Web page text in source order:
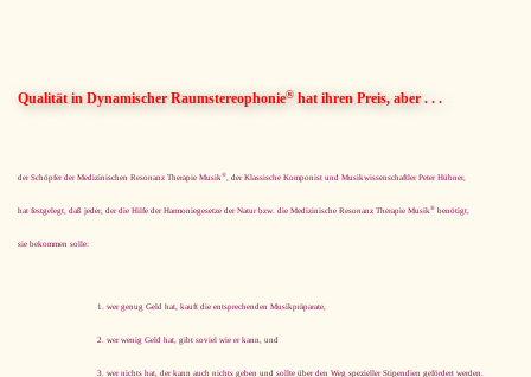
Qualität in Dynamischer Raumstereophonie® hat ihren Preis, aber . . .
der Schöpfer der Medizinischen Resonanz Therapie Musik®, der Klassische Komponist und Musikwissenschaftler Peter Hübner,
hat festgelegt, daß jeder, der die Hilfe der Harmoniegesetze der Natur bzw. die Medizinische Resonanz Therapie Musik® benötigt,
sie bekommen solle:
wer genug Geld hat, kauft die entsprechenden Musikpräparate,
wer wenig Geld hat, gibt soviel wie er kann, und
wer nichts hat, der kann auch nichts geben und sollte über den Weg spezieller Stipendien gefördert werden.